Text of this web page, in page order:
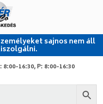
sajnos nem áll
8:00-16:30, P: 8:00-16:30